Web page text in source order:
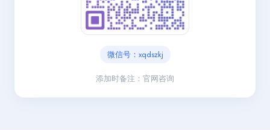
微信号：xqdszkj
添加时备注：官网咨询